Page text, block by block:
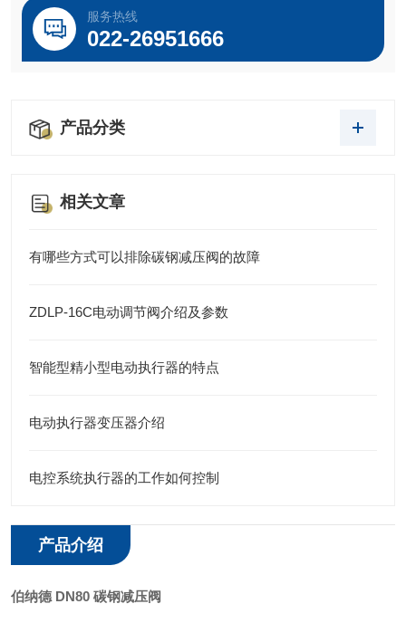
服务热线
022-26951666
产品分类
相关文章
有哪些方式可以排除碳钢减压阀的故障
ZDLP-16C电动调节阀介绍及参数
智能型精小型电动执行器的特点
电动执行器变压器介绍
电控系统执行器的工作如何控制
产品介绍
伯纳德 DN80 碳钢减压阀